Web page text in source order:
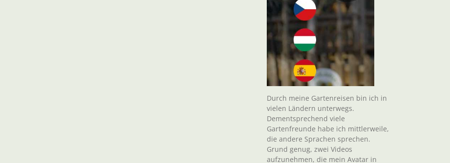
Durch meine Gartenreisen bin ich in
vielen Ländern unterwegs.
Dementsprechend viele
Gartenfreunde habe ich mittlerweile,
die andere Sprachen sprechen.
Grund genug, zwei Videos
aufzunehmen, die mein Avatar in